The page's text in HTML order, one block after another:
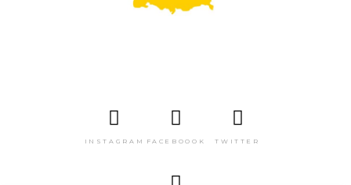
INSTAGRAM FACEBOOOK TWITTER